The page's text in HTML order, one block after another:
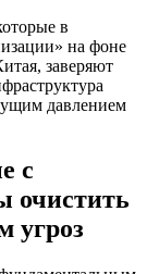
в
на фоне
заверяют
давлением
с
очистить
угроз